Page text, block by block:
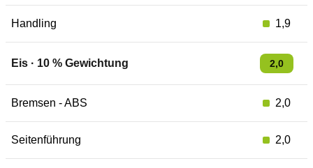
Handling 1,9
Eis · 10 % Gewichtung 2,0
Bremsen - ABS 2,0
Seitenführung 2,0